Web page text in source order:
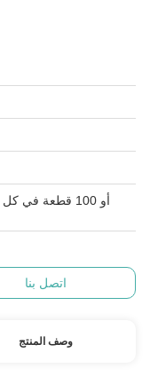
اتصل بنا
وصف المنتج